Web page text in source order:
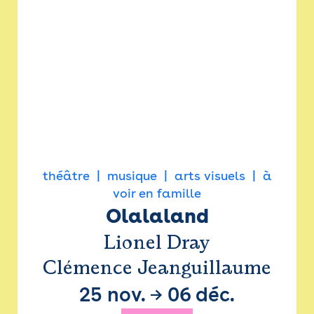
théâtre musique arts visuels
à
voir en famille
Olalaland
Lionel Dray
Clémence Jeanguillaume
25 nov. → 06 déc.